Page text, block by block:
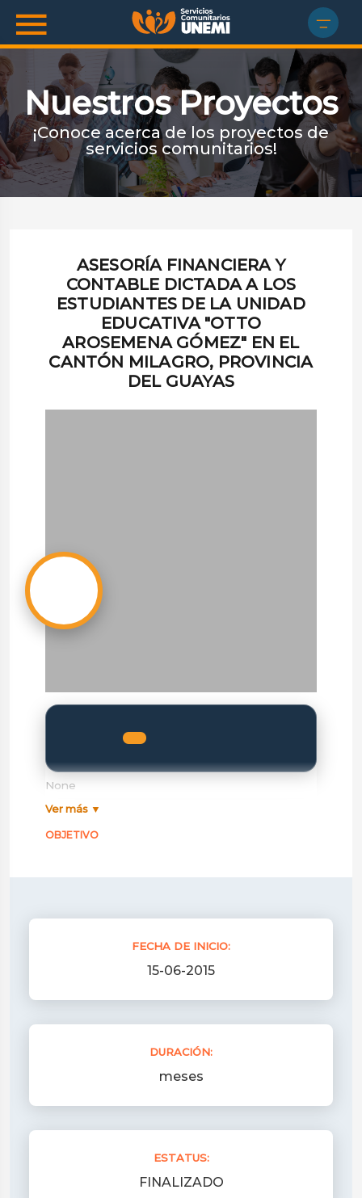
Nuestros Proyectos
¡Conoce acerca de los proyectos de
servicios comunitarios!
ASESORÍA FINANCIERA Y
CONTABLE DICTADA A LOS
ESTUDIANTES DE LA UNIDAD
EDUCATIVA "OTTO
AROSEMENA GÓMEZ" EN EL
CANTÓN MILAGRO, PROVINCIA
DEL GUAYAS
None
Ver más ▼
OBJETIVO
FECHA DE INICIO:
15-06-2015
DURACIÓN:
meses
ESTATUS:
FINALIZADO